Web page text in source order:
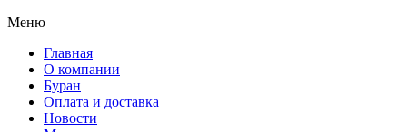
Меню
Главная
О компании
Буран
Оплата и доставка
Новости